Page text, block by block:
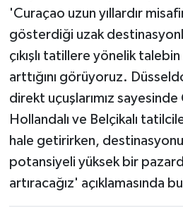
'Curaçao uzun yıllardır
gösterdiği uzak
çıkışlı tatillere yönelik
arttığını görüyoruz.
direkt uçuşlarımız
Hollandalı ve Belçikalı
hale getirirken,
potansiyeli yüksek bir
artıracağız' açıklamasında